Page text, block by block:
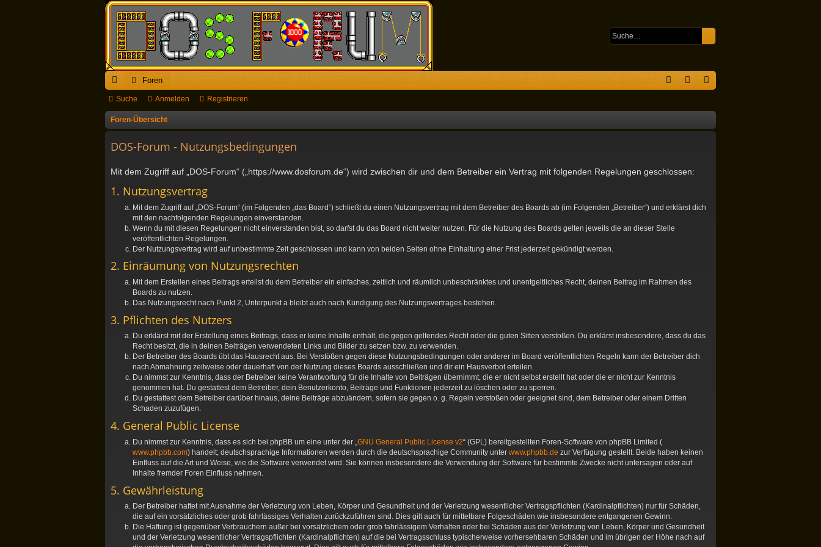
ch
ne
riff
Foren
n
Suche Anmelden Registrieren
Foren-Übersicht
DOS-Forum - Nutzungsbedingungen
Mit dem Zugriff auf „DOS-Forum“ („https://www.dosforum.de“) wird zwischen dir und dem Betreiber ein Vertrag mit folgenden Regelungen geschlossen:
1. Nutzungsvertrag
Mit dem Zugriff auf „DOS-Forum“ (im Folgenden „das Board“) schließt du einen Nutzungsvertrag mit dem Betreiber des Boards ab (im Folgenden „Betreiber“) und erklärst dich
mit den nachfolgenden Regelungen einverstanden.
Wenn du mit diesen Regelungen nicht einverstanden bist, so darfst du das Board nicht weiter nutzen. Für die Nutzung des Boards gelten jeweils die an dieser Stelle
veröffentlichten Regelungen.
Der Nutzungsvertrag wird auf unbestimmte Zeit geschlossen und kann von beiden Seiten ohne Einhaltung einer Frist jederzeit gekündigt werden.
2. Einräumung von Nutzungsrechten
Mit dem Erstellen eines Beitrags erteilst du dem Betreiber ein einfaches, zeitlich und räumlich unbeschränktes und unentgeltliches Recht, deinen Beitrag im Rahmen des
Boards zu nutzen.
Das Nutzungsrecht nach Punkt 2, Unterpunkt a bleibt auch nach Kündigung des Nutzungsvertrages bestehen.
3. Pflichten des Nutzers
Du erklärst mit der Erstellung eines Beitrags, dass er keine Inhalte enthält, die gegen geltendes Recht oder die guten Sitten verstoßen. Du erklärst insbesondere, dass du das
Recht besitzt, die in deinen Beiträgen verwendeten Links und Bilder zu setzen bzw. zu verwenden.
Der Betreiber des Boards übt das Hausrecht aus. Bei Verstößen gegen diese Nutzungsbedingungen oder anderer im Board veröffentlichten Regeln kann der Betreiber dich
nach Abmahnung zeitweise oder dauerhaft von der Nutzung dieses Boards ausschließen und dir ein Hausverbot erteilen.
Du nimmst zur Kenntnis, dass der Betreiber keine Verantwortung für die Inhalte von Beiträgen übernimmt, die er nicht selbst erstellt hat oder die er nicht zur Kenntnis
genommen hat. Du gestattest dem Betreiber, dein Benutzerkonto, Beiträge und Funktionen jederzeit zu löschen oder zu sperren.
Du gestattest dem Betreiber darüber hinaus, deine Beiträge abzuändern, sofern sie gegen o. g. Regeln verstoßen oder geeignet sind, dem Betreiber oder einem Dritten
Schaden zuzufügen.
4. General Public License
Du nimmst zur Kenntnis, dass es sich bei phpBB um eine unter der „ GNU General Public License v2“ (GPL) bereitgestellten Foren-Software von phpBB Limited (
www.phpbb.com) handelt; deutschsprachige Informationen werden durch die deutschsprachige Community unter www.phpbb.de zur Verfügung gestellt. Beide haben keinen
Einfluss auf die Art und Weise, wie die Software verwendet wird. Sie können insbesondere die Verwendung der Software für bestimmte Zwecke nicht untersagen oder auf
Inhalte fremder Foren Einfluss nehmen.
5. Gewährleistung
Der Betreiber haftet mit Ausnahme der Verletzung von Leben, Körper und Gesundheit und der Verletzung wesentlicher Vertragspflichten (Kardinalpflichten) nur für Schäden,
die auf ein vorsätzliches oder grob fahrlässiges Verhalten zurückzuführen sind. Dies gilt auch für mittelbare Folgeschäden wie insbesondere entgangenen Gewinn.
Die Haftung ist gegenüber Verbrauchern außer bei vorsätzlichem oder grob fahrlässigem Verhalten oder bei Schäden aus der Verletzung von Leben, Körper und Gesundheit
und der Verletzung wesentlicher Vertragspflichten (Kardinalpflichten) auf die bei Vertragsschluss typischerweise vorhersehbaren Schäden und im übrigen der Höhe nach auf